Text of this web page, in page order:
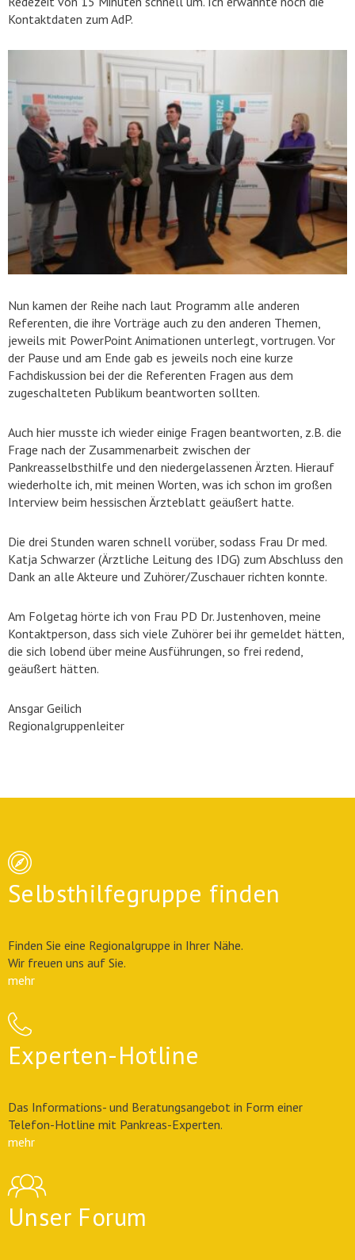
Kontaktdaten zum AdP.
Nun kamen der Reihe nach laut Programm alle anderen
Referenten, die ihre Vorträge auch zu den anderen Themen,
jeweils mit PowerPoint Animationen unterlegt, vortrugen. Vor
der Pause und am Ende gab es jeweils noch eine kurze
Fachdiskussion bei der die Referenten Fragen aus dem
zugeschalteten Publikum beantworten sollten.
Auch hier musste ich wieder einige Fragen beantworten, z.B. die
Frage nach der Zusammenarbeit zwischen der
Pankreasselbsthilfe und den niedergelassenen Ärzten. Hierauf
wiederholte ich, mit meinen Worten, was ich schon im großen
Interview beim hessischen Ärzteblatt geäußert hatte.
Die drei Stunden waren schnell vorüber, sodass Frau Dr med.
Katja Schwarzer (Ärztliche Leitung des IDG) zum Abschluss den
Dank an alle Akteure und Zuhörer/Zuschauer richten konnte.
Am Folgetag hörte ich von Frau PD Dr. Justenhoven, meine
Kontaktperson, dass sich viele Zuhörer bei ihr gemeldet hätten,
die sich lobend über meine Ausführungen, so frei redend,
geäußert hätten.
Ansgar Geilich
Regionalgruppenleiter
Selbsthilfegruppe finden
Finden Sie eine Regionalgruppe in Ihrer Nähe.
Wir freuen uns auf Sie.
mehr
Experten-Hotline
Das Informations- und Beratungsangebot in Form einer
Telefon-Hotline mit Pankreas-Experten.
mehr
Unser Forum